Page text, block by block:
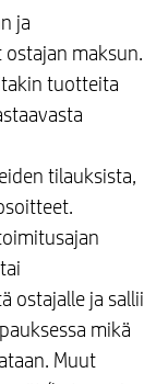
ja
maksun.
tuotteita
tilauksista,
ostajalle ja sallii
mikä
Muut